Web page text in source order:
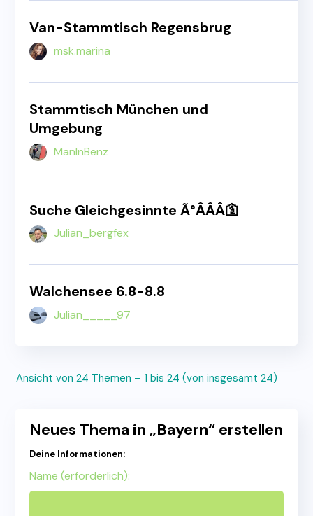
Van-Stammtisch Regensbrug
msk.marina
Stammtisch München und
Umgebung
ManInBenz
Suche Gleichgesinnte Ã°ÂÂÂ🛐
Julian_bergfex
Walchensee 6.8-8.8
Julian_____97
Ansicht von 24 Themen – 1 bis 24 (von insgesamt 24)
Neues Thema in „Bayern“ erstellen
Deine Informationen:
Name (erforderlich):